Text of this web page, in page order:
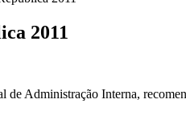
2011
Administração Interna,